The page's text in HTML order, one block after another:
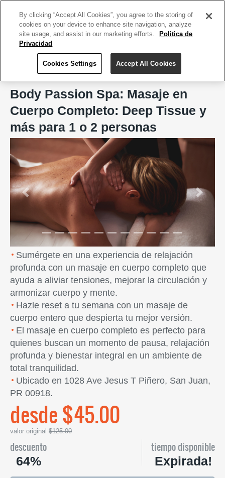
Body Passion Spa, San Juan
Body Passion Spa: Masaje en
Cuerpo Completo: Deep Tissue y
más para 1 o 2 personas
Previous Next
Sumérgete en una experiencia de relajación
profunda con un masaje en cuerpo completo que
ayuda a aliviar tensiones, mejorar la circulación y
armonizar cuerpo y mente.
Hazle reset a tu semana con un masaje de
cuerpo entero que despierta tu mejor versión.
El masaje en cuerpo completo es perfecto para
quienes buscan un momento de pausa, relajación
profunda y bienestar integral en un ambiente de
total tranquilidad.
Ubicado en 1028 Ave Jesus T Piñero, San Juan,
PR 00918.
desde $45.00
valor original $125.00
descuento
64%
tiempo disponible
Expirada!
By clicking “Accept All Cookies”, you agree to the storing of
cookies on your device to enhance site navigation, analyze
site usage, and assist in our marketing efforts.
Politica de
Privacidad
Cookies Settings Accept All Cookies